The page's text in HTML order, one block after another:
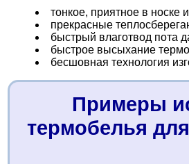
тонкое, приятное в носке
прекрасные
быстрый влаготвод пота
быстрое высыхание
бесшовная технология
Примеры
термобелья